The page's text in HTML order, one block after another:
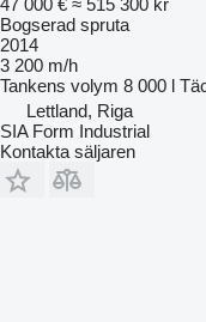
47 000 € ≈ 515 300 kr
Bogserad spruta
2014
3 200 m/h
Tankens volym 8 000 l
Lettland, Riga
SIA Form Industrial
Kontakta säljaren